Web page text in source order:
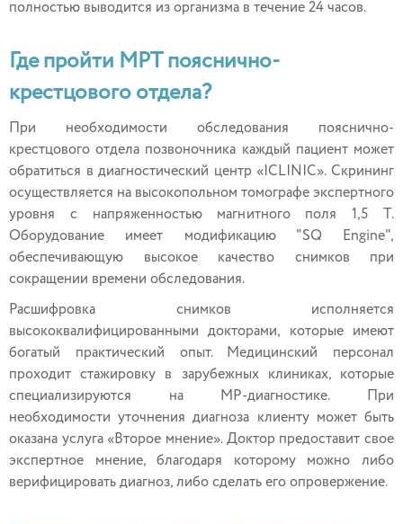
полностью выводится из организма в течение 24 часов.
Где пройти МРТ пояснично-
крестцового отдела?
При необходимости обследования пояснично-
крестцового отдела позвоночника каждый пациент может
обратиться в диагностический центр «ICLINIC». Скрининг
осуществляется на высокопольном томографе экспертного
уровня с напряженностью магнитного поля 1,5 Т.
Оборудование имеет модификацию "SQ Engine",
обеспечивающую высокое качество снимков при
сокращении времени обследования.
Расшифровка снимков исполняется
высококвалифицированными докторами, которые имеют
богатый практический опыт. Медицинский персонал
проходит стажировку в зарубежных клиниках, которые
специализируются на МР-диагностике. При
необходимости уточнения диагноза клиенту может быть
оказана услуга «Второе мнение». Доктор предоставит свое
экспертное мнение, благодаря которому можно либо
верифицировать диагноз, либо сделать его опровержение.